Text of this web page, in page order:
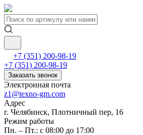
+7 (351) 200-98-19
+7 (351) 200-98-19
Заказать звонок
Электронная почта
z1@texno-gm.com
Адрес
г. Челябинск, Плотничный пер, 16
Режим работы
Пн. – Пт.: с 08:00 до 17:00